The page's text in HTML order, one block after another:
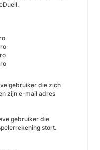
gebruiker die zich
zijn e-mail adres
gebruiker die
stort.